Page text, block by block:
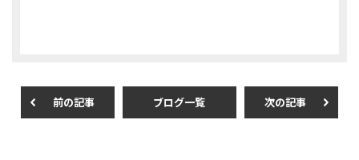
o
k
前の記事 ブログ一覧 次の記事